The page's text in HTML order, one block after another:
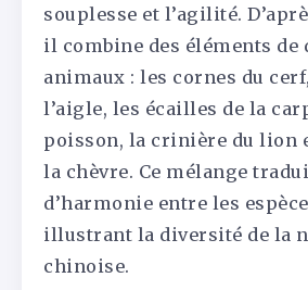
souplesse et l’agilité.
il combine des éléments de
animaux : les cornes du
l’aigle, les écailles de la
poisson, la crinière du lion
la chèvre. Ce mélange
d’harmonie entre les
illustrant la diversité de la
chinoise.